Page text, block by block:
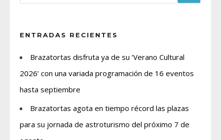
ENTRADAS RECIENTES
Brazatortas disfruta ya de su ‘Verano Cultural
2026’ con una variada programación de 16 eventos
hasta septiembre
Brazatortas agota en tiempo récord las plazas
para su jornada de astroturismo del próximo 7 de